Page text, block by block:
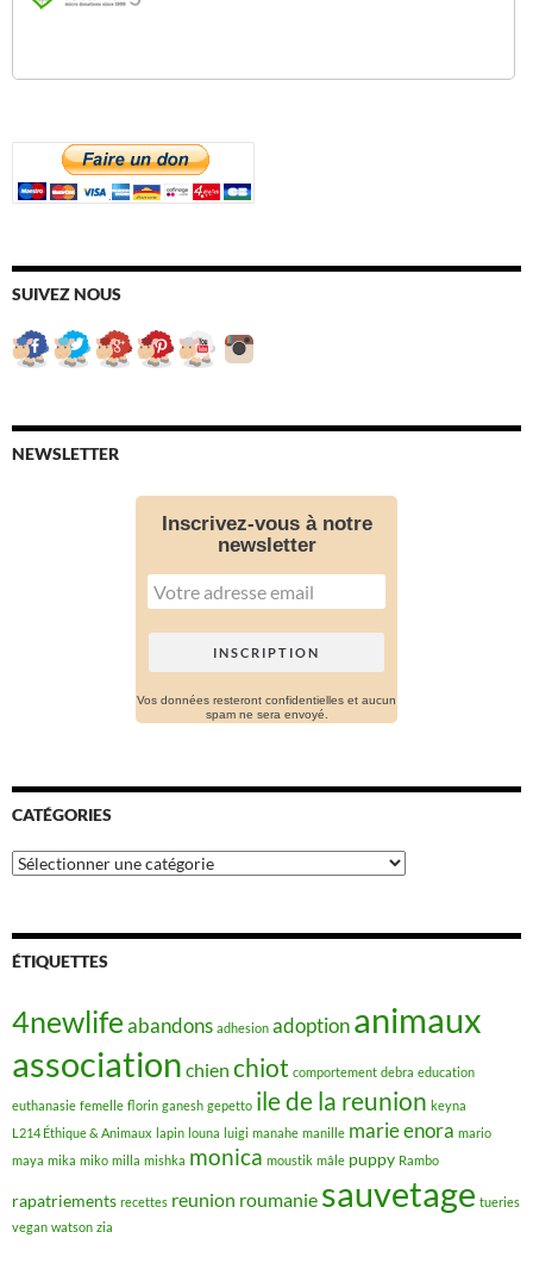
SUIVEZ NOUS
NEWSLETTER
Inscrivez-vous à notre
newsletter
Vos données resteront confidentielles et aucun
spam ne sera envoyé.
CATÉGORIES
Catégories
ÉTIQUETTES
4newlifeabandons adhesion adoptionanimaux
association chien chiot comportement debra education
euthanasie femelle florin ganesh gepetto ile de la reunion keyna
L214 Éthique & Animaux lapin louna luigi manahe manille marie enora mario
maya mika miko milla mishka monica moustik mâle puppy Rambo
rapatriements recettes reunion roumanie sauvetage tueries
vegan watson zia